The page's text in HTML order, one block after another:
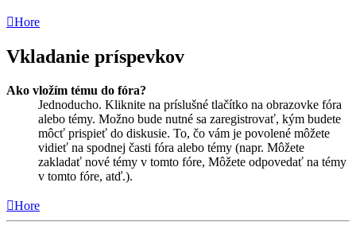
Hore
Vkladanie príspevkov
Ako vložím tému do fóra?
Jednoducho. Kliknite na príslušné tlačítko na obrazovke fóra
alebo témy. Možno bude nutné sa zaregistrovať, kým budete
môcť prispieť do diskusie. To, čo vám je povolené môžete
vidieť na spodnej časti fóra alebo témy (napr. Môžete
zakladať nové témy v tomto fóre, Môžete odpovedať na témy
v tomto fóre, atď.).
Hore